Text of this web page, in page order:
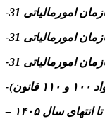
امورمالیاتی